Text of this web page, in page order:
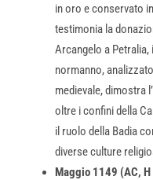
in oro e conservato
testimonia la
Arcangelo a
normanno,
medievale, dimostra
oltre i confini della
il ruolo della Badia
diverse culture
Maggio 1149 (AC, H